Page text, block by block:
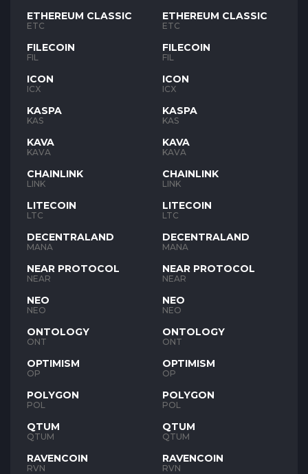
ETHEREUM CLASSIC
ETC
FILECOIN
FIL
ICON
ICX
KASPA
KAS
KAVA
KAVA
CHAINLINK
LINK
LITECOIN
LTC
DECENTRALAND
MANA
NEAR PROTOCOL
NEAR
NEO
NEO
ONTOLOGY
ONT
OPTIMISM
OP
POLYGON
POL
QTUM
QTUM
RAVENCOIN
RVN
ETHEREUM CLASSIC
ETC
FILECOIN
FIL
ICON
ICX
KASPA
KAS
KAVA
KAVA
CHAINLINK
LINK
LITECOIN
LTC
DECENTRALAND
MANA
NEAR PROTOCOL
NEAR
NEO
NEO
ONTOLOGY
ONT
OPTIMISM
OP
POLYGON
POL
QTUM
QTUM
RAVENCOIN
RVN